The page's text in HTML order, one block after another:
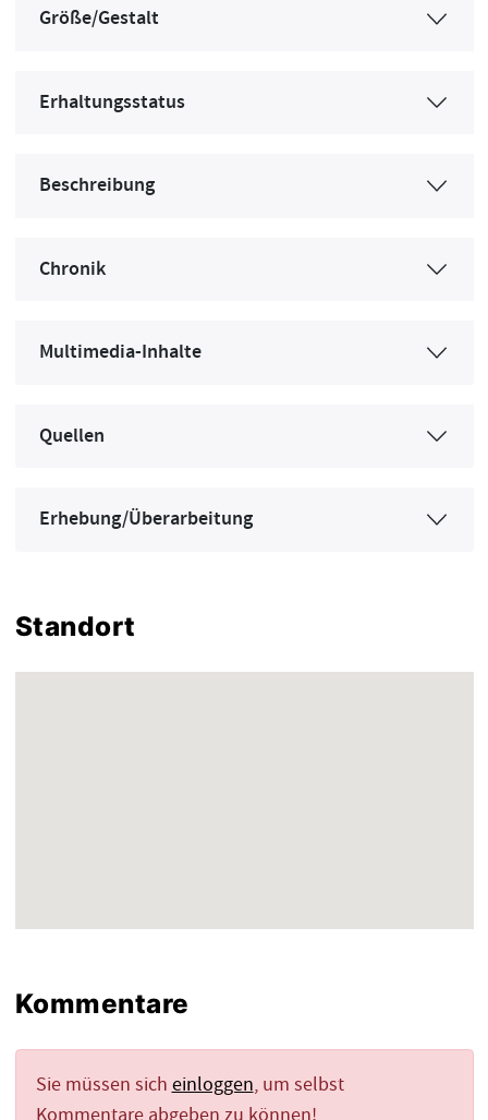
Größe/Gestalt
Erhaltungsstatus
Beschreibung
Chronik
Multimedia-Inhalte
Quellen
Erhebung/Überarbeitung
Standort
Kommentare
Sie müssen sich einloggen, um selbst
Kommentare abgeben zu können!